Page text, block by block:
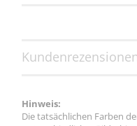
Hinweis:
Die tatsächlichen Farben